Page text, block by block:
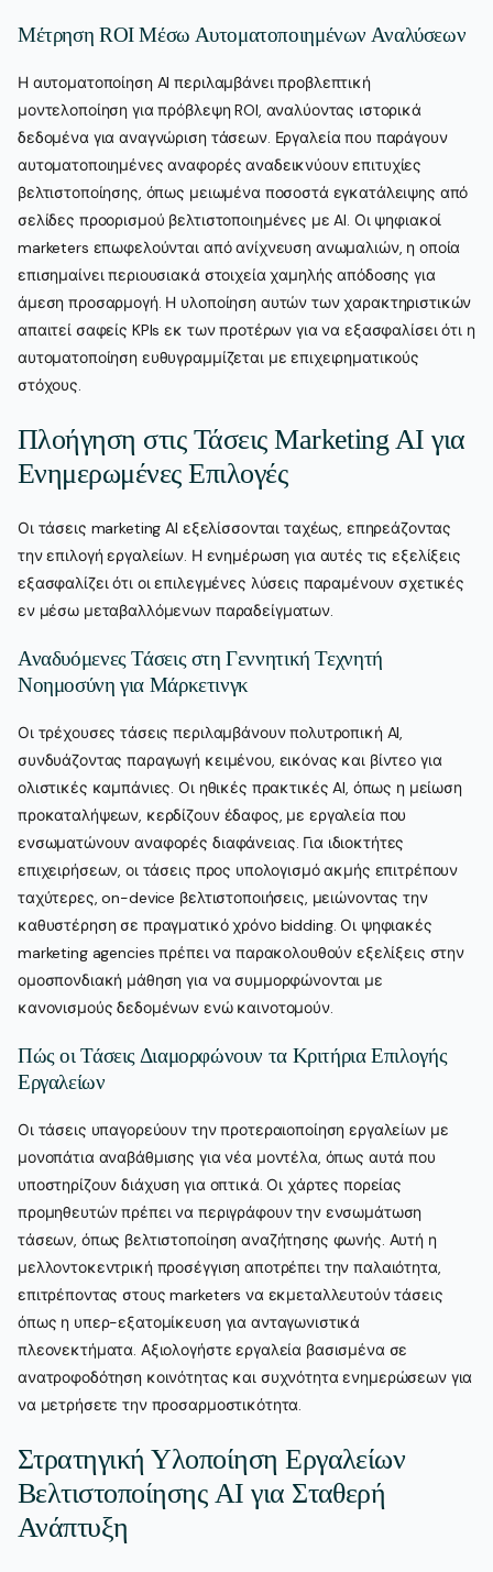
Μέτρηση ROI Μέσω Αυτοματοποιημένων Αναλύσεων
Η αυτοματοποίηση AI περιλαμβάνει προβλεπτική
μοντελοποίηση για πρόβλεψη ROI, αναλύοντας ιστορικά
δεδομένα για αναγνώριση τάσεων. Εργαλεία που παράγουν
αυτοματοποιημένες αναφορές αναδεικνύουν επιτυχίες
βελτιστοποίησης, όπως μειωμένα ποσοστά εγκατάλειψης από
σελίδες προορισμού βελτιστοποιημένες με AI. Οι ψηφιακοί
marketers επωφελούνται από ανίχνευση ανωμαλιών, η οποία
επισημαίνει περιουσιακά στοιχεία χαμηλής απόδοσης για
άμεση προσαρμογή. Η υλοποίηση αυτών των χαρακτηριστικών
απαιτεί σαφείς KPIs εκ των προτέρων για να εξασφαλίσει ότι η
αυτοματοποίηση ευθυγραμμίζεται με επιχειρηματικούς
στόχους.
Πλοήγηση στις Τάσεις Marketing AI για
Ενημερωμένες Επιλογές
Οι τάσεις marketing AI εξελίσσονται ταχέως, επηρεάζοντας
την επιλογή εργαλείων. Η ενημέρωση για αυτές τις εξελίξεις
εξασφαλίζει ότι οι επιλεγμένες λύσεις παραμένουν σχετικές
εν μέσω μεταβαλλόμενων παραδείγματων.
Αναδυόμενες Τάσεις στη Γεννητική Τεχνητή
Νοημοσύνη για Μάρκετινγκ
Οι τρέχουσες τάσεις περιλαμβάνουν πολυτροπική AI,
συνδυάζοντας παραγωγή κειμένου, εικόνας και βίντεο για
ολιστικές καμπάνιες. Οι ηθικές πρακτικές AI, όπως η μείωση
προκαταλήψεων, κερδίζουν έδαφος, με εργαλεία που
ενσωματώνουν αναφορές διαφάνειας. Για ιδιοκτήτες
επιχειρήσεων, οι τάσεις προς υπολογισμό ακμής επιτρέπουν
ταχύτερες, on-device βελτιστοποιήσεις, μειώνοντας την
καθυστέρηση σε πραγματικό χρόνο bidding. Οι ψηφιακές
marketing agencies πρέπει να παρακολουθούν εξελίξεις στην
ομοσπονδιακή μάθηση για να συμμορφώνονται με
κανονισμούς δεδομένων ενώ καινοτομούν.
Πώς οι Τάσεις Διαμορφώνουν τα Κριτήρια Επιλογής
Εργαλείων
Οι τάσεις υπαγορεύουν την προτεραιοποίηση εργαλείων με
μονοπάτια αναβάθμισης για νέα μοντέλα, όπως αυτά που
υποστηρίζουν διάχυση για οπτικά. Οι χάρτες πορείας
προμηθευτών πρέπει να περιγράφουν την ενσωμάτωση
τάσεων, όπως βελτιστοποίηση αναζήτησης φωνής. Αυτή η
μελλοντοκεντρική προσέγγιση αποτρέπει την παλαιότητα,
επιτρέποντας στους marketers να εκμεταλλευτούν τάσεις
όπως η υπερ-εξατομίκευση για ανταγωνιστικά
πλεονεκτήματα. Αξιολογήστε εργαλεία βασισμένα σε
ανατροφοδότηση κοινότητας και συχνότητα ενημερώσεων για
να μετρήσετε την προσαρμοστικότητα.
Στρατηγική Υλοποίηση Εργαλείων
Βελτιστοποίησης AI για Σταθερή
Ανάπτυξη